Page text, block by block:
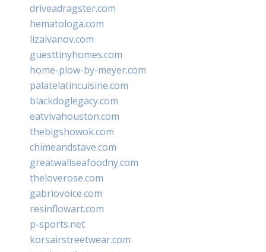
driveadragster.com
hematologa.com
lizaivanov.com
guesttinyhomes.com
home-plow-by-meyer.com
palatelatincuisine.com
blackdoglegacy.com
eatvivahouston.com
thebigshowok.com
chimeandstave.com
greatwallseafoodny.com
theloverose.com
gabriovoice.com
resinflowart.com
p-sports.net
korsairstreetwear.com